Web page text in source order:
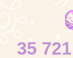
35 721